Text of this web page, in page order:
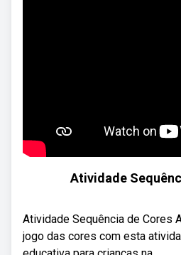
Atividade
Atividade Sequência de Cores
jogo das cores com esta